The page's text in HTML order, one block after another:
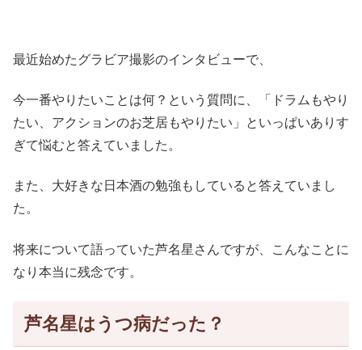
最近始めたグラビア撮影のインタビューで、
今一番やりたいことは何？という質問に、「ドラムもやり
たい、アクションのお芝居もやりたい」といっぱいありす
ぎて悩むと答えていました。
また、大好きな日本酒の勉強もしていると答えていまし
た。
将来について語っていた芦名星さんですが、こんなことに
なり本当に残念です。
芦名星はうつ病だった？